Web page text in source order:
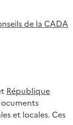
de la CADA
République
et locales. Ces